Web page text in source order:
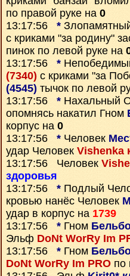
по правой руке на 0
13:17:56 *
с криками "за родину"
пинок по левой руке на
13:17:56 *
(7340) с криками "за
(4545) тычок по левой
13:17:56 * Нахальный
опомнясь накатил Гном
корпус на 0
13:17:56 * Человек
удар Человек Vishenka
13:17:56 Человек
здоровья
13:17:56 * Подлый
кровью нанёс Человек
удар в корпус на 1739
13:17:56 * Гном
Эльф DoNt WorRy Im
13:17:56 * Гном
DoNt WorRy Im PRO по